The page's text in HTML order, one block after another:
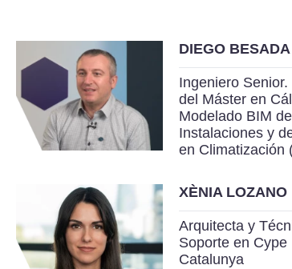
DIEGO BESADA
Ingeniero
del Máster en
Modelado BIM de
Instalaciones y
en Climatización
XÈNIA LOZANO
Arquitecta y
Soporte en Cype
Catalunya